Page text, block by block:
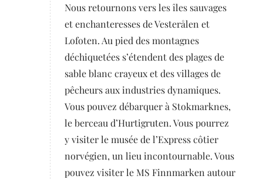
Nous retournons vers les îles sauvages
et enchanteresses de Vesterålen et
Lofoten. Au pied des montagnes
déchiquetées s’étendent des plages de
sable blanc crayeux et des villages de
pêcheurs aux industries dynamiques.
Vous pouvez débarquer à Stokmarknes,
le berceau d’Hurtigruten. Vous pourrez
y visiter le musée de l’Express côtier
norvégien, un lieu incontournable. Vous
pouvez visiter le MS Finnmarken autour